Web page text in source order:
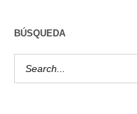
BÚSQUEDA